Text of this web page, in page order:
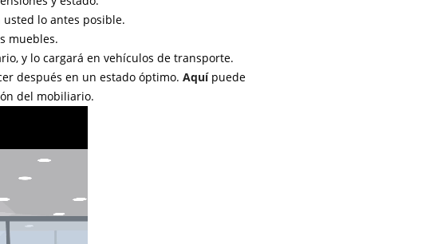
lo antes posible.
muebles.
y lo cargará en vehículos de transporte.
después en un estado óptimo. Aquí puede
del mobiliario.